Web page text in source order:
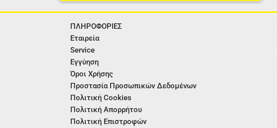
ΠΛΗΡΟΦΟΡΙΕΣ
Εταιρεία
Service
Εγγύηση
Όροι Χρήσης
Προστασία Προσωπικών Δεδομένων
Πολιτική Cookies
Πολιτική Απορρήτου
Πολιτική Επιστροφών